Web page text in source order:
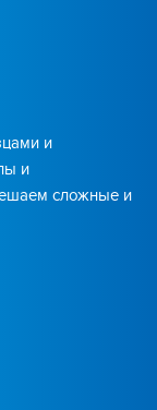
и
и
сложные и